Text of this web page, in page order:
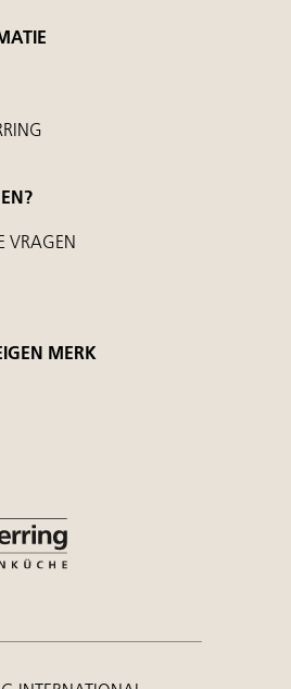
VRAGEN
MERK